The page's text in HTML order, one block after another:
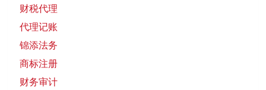
财税代理
代理记账
锦添法务
商标注册
财务审计